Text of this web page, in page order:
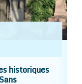
historiques